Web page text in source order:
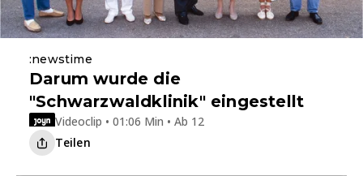
:newstime
Darum wurde die
"Schwarzwaldklinik" eingestellt
Videoclip • 01:06 Min • Ab 12
Teilen